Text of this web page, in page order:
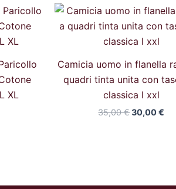
XL
prezzo
è:
Camicia uomo in flanella
quadri tinta unita con
classica l xxl
35,00€
Il
prezzo
originale
era:
30,00€
Il